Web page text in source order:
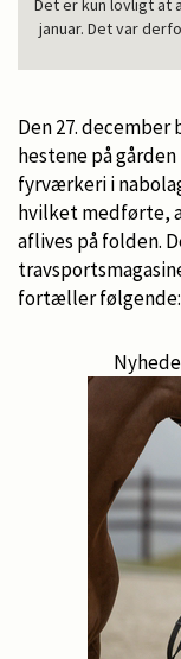
Det er kun lovligt at
januar. Det var
Den 27.
hestene på
fyrværkeri i
hvilket medførte,
aflives på folden.
fortæller følgende: